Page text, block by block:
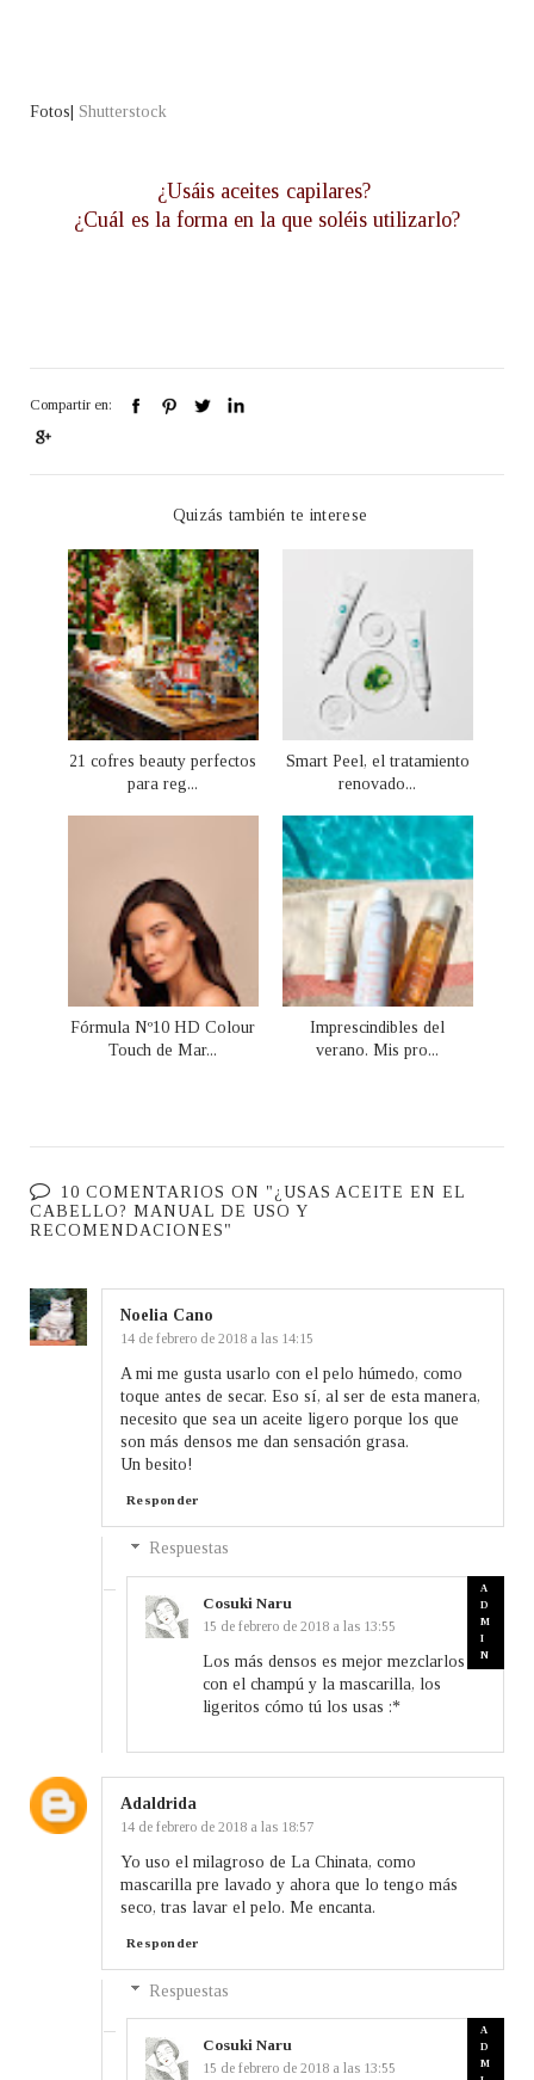
Fotos|Shutterstock
¿Usáis aceites capilares?
¿Cuál es la forma en la que soléis utilizarlo?
Compartir en:
Quizás también te interese
21 cofres beauty perfectos
para reg...
Smart Peel, el tratamiento
renovado...
Fórmula Nº10 HD Colour
Touch de Mar...
Imprescindibles del
verano. Mis pro...
10 COMENTARIOS ON "¿USAS ACEITE EN EL
CABELLO? MANUAL DE USO Y
RECOMENDACIONES"
Noelia Cano
14 de febrero de 2018 a las 14:15
A mi me gusta usarlo con el pelo húmedo, como
toque antes de secar. Eso sí, al ser de esta manera,
necesito que sea un aceite ligero porque los que
son más densos me dan sensación grasa.
Un besito!
Responder
Respuestas
Cosuki Naru
15 de febrero de 2018 a las 13:55
Los más densos es mejor mezclarlos
con el champú y la mascarilla, los
ligeritos cómo tú los usas :*
Adaldrida
14 de febrero de 2018 a las 18:57
Yo uso el milagroso de La Chinata, como
mascarilla pre lavado y ahora que lo tengo más
seco, tras lavar el pelo. Me encanta.
Responder
Respuestas
Cosuki Naru
15 de febrero de 2018 a las 13:55